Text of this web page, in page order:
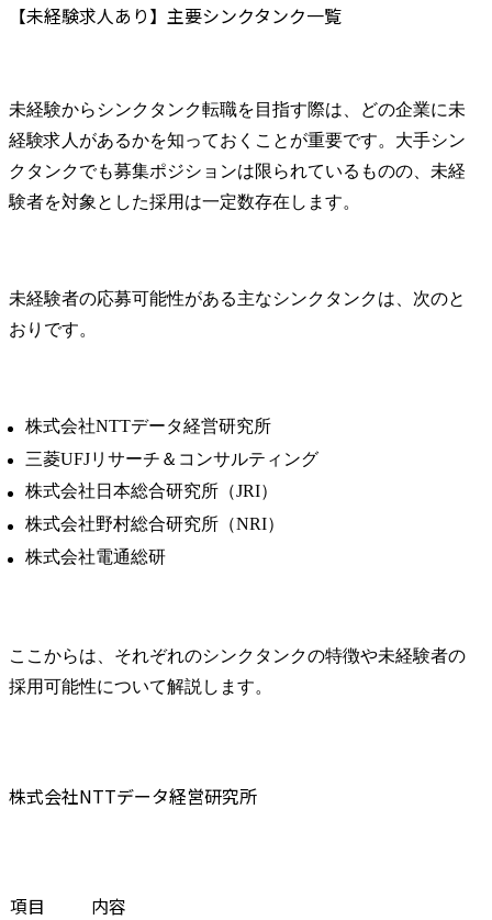
【未経験求人あり】主要シンクタンク一覧
未経験からシンクタンク転職を目指す際は、どの企業に未
経験求人があるかを知っておくことが重要です。大手シン
クタンクでも募集ポジションは限られているものの、未経
験者を対象とした採用は一定数存在します。
未経験者の応募可能性がある主なシンクタンクは、次のと
おりです。
株式会社NTTデータ経営研究所
三菱UFJリサーチ＆コンサルティング
株式会社日本総合研究所（JRI）
株式会社野村総合研究所（NRI）
株式会社電通総研
ここからは、それぞれのシンクタンクの特徴や未経験者の
採用可能性について解説します。
株式会社NTTデータ経営研究所
項目 内容